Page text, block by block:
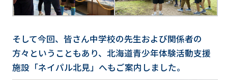
そして今回、皆さん中学校の先生および関係者の
方々ということもあり、北海道青少年体験活動支援
施設「ネイパル北見」へもご案内しました。